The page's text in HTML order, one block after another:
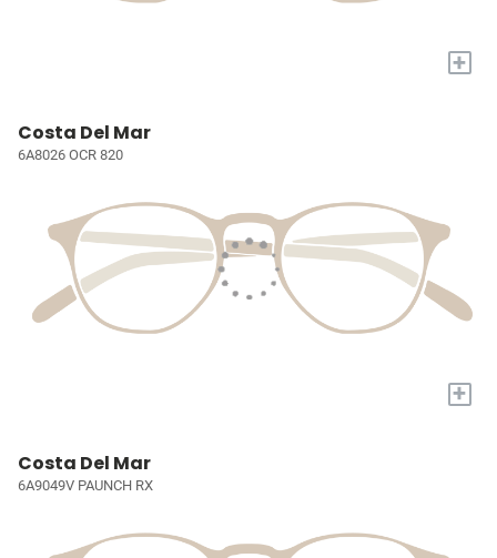
+
Costa Del Mar
6A8026 OCR 820
+
Costa Del Mar
6A9049V PAUNCH RX